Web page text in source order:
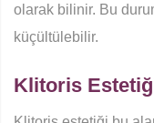
olarak bilinir. Bu
küçültülebilir.
Klitoris